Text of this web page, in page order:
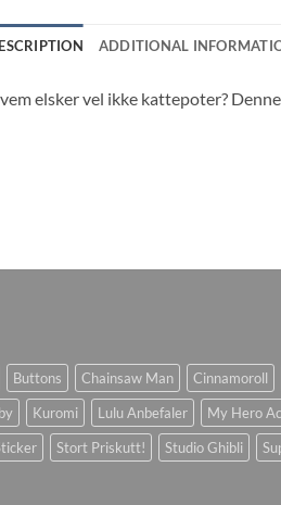
ADDITIONAL
elsker vel ikke kattepoter?
Buttons Chainsaw Man Cinnamoroll
Kuromi Lulu Anbefaler My Hero
Stort Priskutt! Studio Ghibli